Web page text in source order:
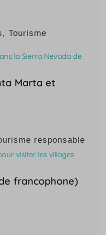
, Tourisme
Marta et
responsable
francophone)